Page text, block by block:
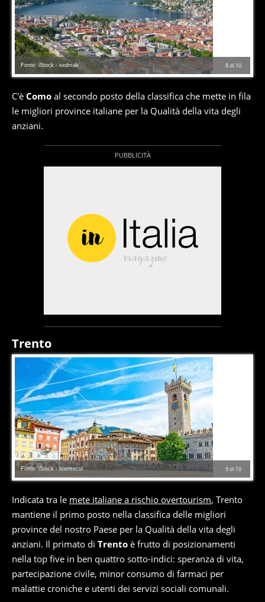
8di 10
Fonte: iStock - sedmak
C'è Como al secondo posto della classifica che mette in fila
le migliori province italiane per la Qualità della vita degli
anziani.
Trento
9di 10
Fonte: iStock - boerescul
Indicata tra le mete italiane a rischio overtourism, Trento
mantiene il primo posto nella classifica delle migliori
province del nostro Paese per la Qualità della vita degli
anziani. Il primato di Trento è frutto di posizionamenti
nella top five in ben quattro sotto-indici: speranza di vita,
partecipazione civile, minor consumo di farmaci per
malattie croniche e utenti dei servizi sociali comunali.